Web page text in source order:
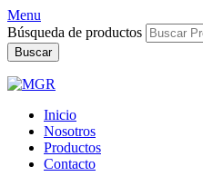
Menu
Búsqueda de productos
Buscar
Inicio
Nosotros
Productos
Contacto